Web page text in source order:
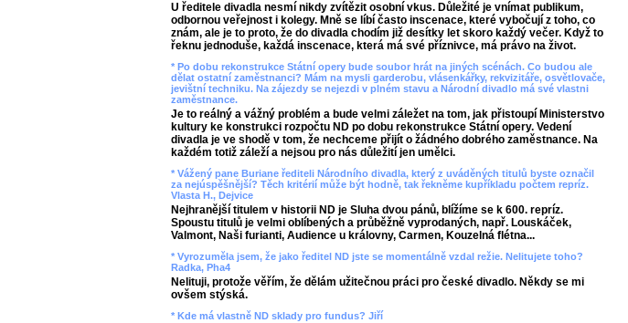
U ředitele divadla nesmí nikdy zvítězit osobní vkus. Důležité je vnímat publikum,
odbornou veřejnost i kolegy. Mně se líbí často inscenace, které vybočují z toho, co
znám, ale je to proto, že do divadla chodím již desítky let skoro každý večer. Když to
řeknu jednoduše, každá inscenace, která má své příznivce, má právo na život.
* Po dobu rekonstrukce Státní opery bude soubor hrát na jiných scénách. Co budou ale
dělat ostatní zaměstnanci? Mám na mysli garderobu, vlásenkářky, rekvizitáře, osvětlovače,
jevištní techniku. Na zájezdy se nejezdi v plném stavu a Národní divadlo má své vlastni
zaměstnance.
Je to reálný a vážný problém a bude velmi záležet na tom, jak přistoupí Ministerstvo
kultury ke konstrukci rozpočtu ND po dobu rekonstrukce Státní opery. Vedení
divadla je ve shodě v tom, že nechceme přijít o žádného dobrého zaměstnance. Na
každém totiž záleží a nejsou pro nás důležití jen umělci.
* Vážený pane Buriane řediteli Národního divadla, který z uváděných titulů byste označil
za nejúspěšnější? Těch kritérií může být hodně, tak řekněme kupříkladu počtem repríz.
Vlasta H., Dejvice
Nejhranější titulem v historii ND je Sluha dvou pánů, blížíme se k 600. repríz.
Spoustu titulů je velmi oblíbených a průběžně vyprodaných, např. Louskáček,
Valmont, Naši furianti, Audience u královny, Carmen, Kouzelná flétna...
* Vyrozuměla jsem, že jako ředitel ND jste se momentálně vzdal režie. Nelitujete toho?
Radka, Pha4
Nelituji, protože věřím, že dělám užitečnou práci pro české divadlo. Někdy se mi
ovšem stýská.
* Kde má vlastně ND sklady pro fundus? Jiří